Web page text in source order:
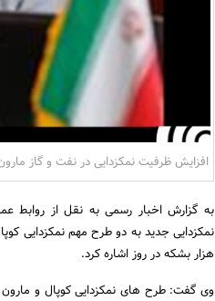
افزایش ظرفیت نمک‎زدایی در نفت و گاز مارون
به گزارش اخبار رسمی به نقل از
هزار بشکه در روز اشاره کرد.